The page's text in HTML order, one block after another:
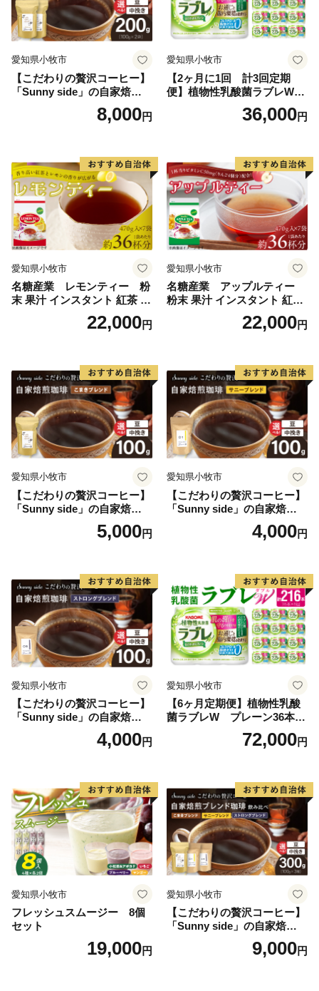
愛知県小牧市
【こだわりの贅沢コーヒー】
「Sunny side」の自家焙煎珈
琲こまきブレンド（200g）
8,000円
愛知県小牧市
【2ヶ月に1回 計3回定期
便】植物性乳酸菌ラブレW
プレーン36本（計108本）
36,000円
愛知県小牧市
名糖産業 レモンティー 粉
末 果汁 インスタント 紅茶 ビ
タミンC 袋 ロングセラー 粉
末飲料 粉末茶 簡単 手軽 ホッ
22,000円
愛知県小牧市
名糖産業 アップルティー
粉末 果汁 インスタント 紅茶
ティー ビタミンC 袋 ロング
セラー 粉末飲料 粉末茶 簡単
22,000円
愛知県小牧市
【こだわりの贅沢コーヒー】
「Sunny side」の自家焙煎珈
琲こまきブレンド（100g）
5,000円
愛知県小牧市
【こだわりの贅沢コーヒー】
「Sunny side」の自家焙煎珈
琲サニーブレンド（100g）
4,000円
愛知県小牧市
【こだわりの贅沢コーヒー】
「Sunny side」の自家焙煎珈
琲ストロングブレンド（100
4,000円
愛知県小牧市
【6ヶ月定期便】植物性乳酸
菌ラブレW プレーン36本
72,000円
愛知県小牧市
フレッシュスムージー 8個
セット
19,000円
愛知県小牧市
【こだわりの贅沢コーヒー】
「Sunny side」の自家焙煎珈
琲ブレンド珈琲飲み比べセッ
9,000円